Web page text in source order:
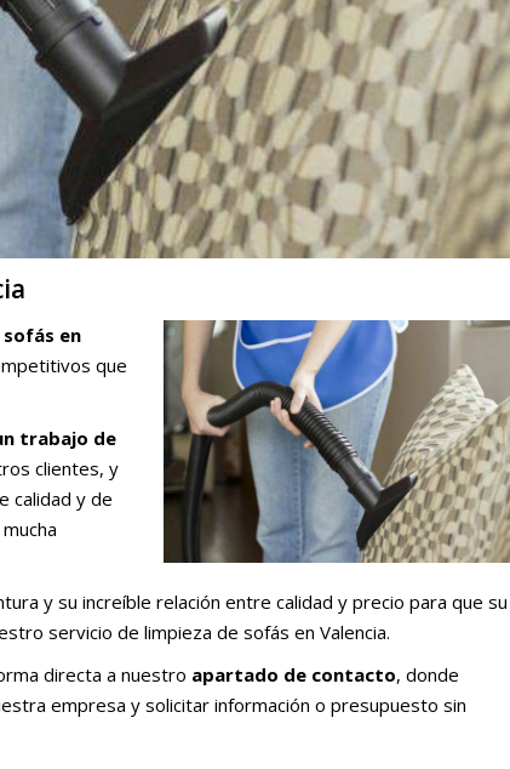
en
que
trabajo de
clientes, y
calidad y de
y su increíble relación entre calidad y precio para que su
servicio de limpieza de sofás en Valencia.
directa a nuestro apartado de contacto, donde
empresa y solicitar información o presupuesto sin